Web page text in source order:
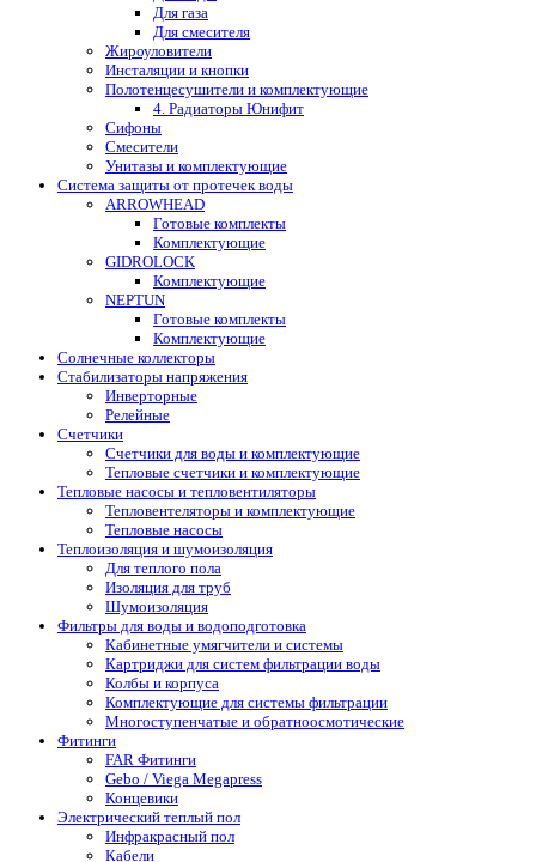
Для газа
Для смесителя
Жироуловители
Инсталяции и кнопки
Полотенцесушители и комплектующие
4. Радиаторы Юнифит
Сифоны
Смесители
Унитазы и комплектующие
Система защиты от протечек воды
ARROWHEAD
Готовые комплекты
Комплектующие
GIDROLOCK
Комплектующие
NEPTUN
Готовые комплекты
Комплектующие
Солнечные коллекторы
Стабилизаторы напряжения
Инверторные
Релейные
Счетчики
Счетчики для воды и комплектующие
Тепловые счетчики и комплектующие
Тепловые насосы и тепловентиляторы
Тепловентеляторы и комплектующие
Тепловые насосы
Теплоизоляция и шумоизоляция
Для теплого пола
Изоляция для труб
Шумоизоляция
Фильтры для воды и водоподготовка
Кабинетные умягчители и системы
Картриджи для систем фильтрации воды
Колбы и корпуса
Комплектующие для системы фильтрации
Многоступенчатые и обратноосмотические
Фитинги
FAR Фитинги
Gebo / Viega Megapress
Концевики
Электрический теплый пол
Инфракрасный пол
Кабели